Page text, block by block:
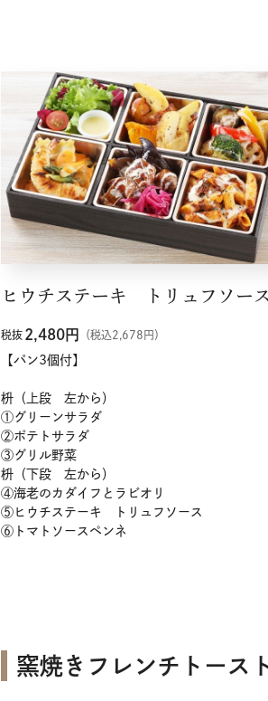
ヒウチステーキ トリュフソー
税抜 2,480円 （税込2,678円）
【パン3個付】
枡（上段 左から）
①グリーンサラダ
②ポテトサラダ
③グリル野菜
枡（下段 左から）
④海老のカダイフとラビオリ
⑤ヒウチステーキ トリュフソース
⑥トマトソースペンネ
窯焼きフレンチトース